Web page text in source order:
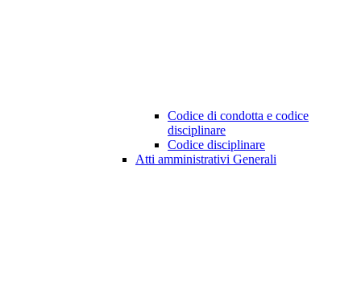
Codice di condotta e codice
disciplinare
Codice disciplinare
Atti amministrativi Generali